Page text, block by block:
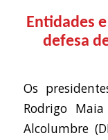
Entidades
defesa
Os
Rodrigo
Alcolumbre